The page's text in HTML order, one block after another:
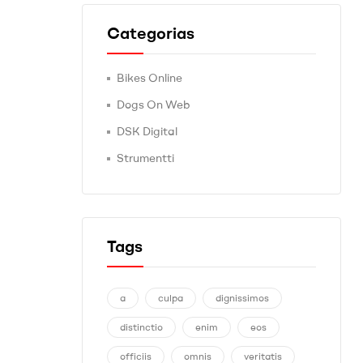
Categorias
Bikes Online
Dogs On Web
DSK Digital
Strumentti
Tags
a culpa dignissimos
distinctio enim eos
officiis omnis veritatis